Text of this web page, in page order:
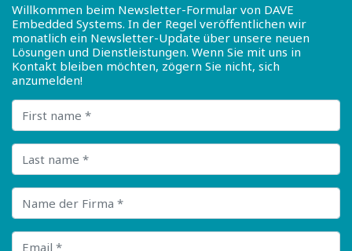
Willkommen beim Newsletter-Formular von DAVE
Embedded Systems. In der Regel veröffentlichen wir
monatlich ein Newsletter-Update über unsere neuen
Lösungen und Dienstleistungen. Wenn Sie mit uns in
Kontakt bleiben möchten, zögern Sie nicht, sich
anzumelden!
First name
Last name
Name der Firma
Email